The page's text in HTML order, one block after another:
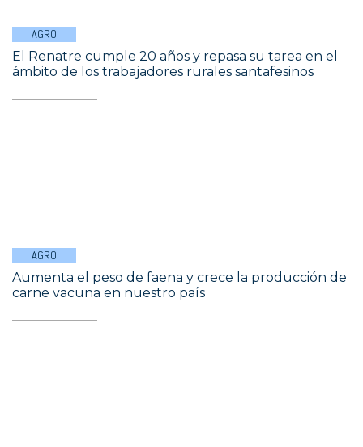
AGRO
El Renatre cumple 20 años y repasa su tarea en el
ámbito de los trabajadores rurales santafesinos
AGRO
Aumenta el peso de faena y crece la producción de
carne vacuna en nuestro país